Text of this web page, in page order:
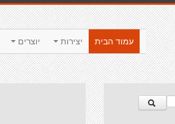
יוצרים יצירות
עמוד הבית